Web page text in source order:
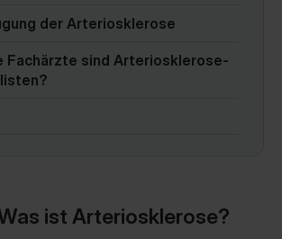
der Arteriosklerose
Fachärzte sind Arteriosklerose-
ist Arteriosklerose?